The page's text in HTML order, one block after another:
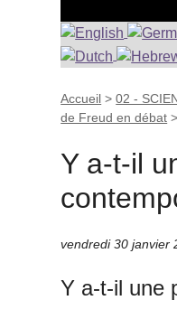
Accueil >02 -
de Freud en débat
Y a-t-il
vendredi 30 janvier
Y a-t-il une